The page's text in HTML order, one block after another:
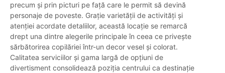
precum și prin picturi pe față care le permit să devină
personaje de poveste. Grație varietății de activități și
atenției acordate detaliilor, această locație se remarcă
drept una dintre alegerile principale în ceea ce privește
sărbătorirea copilăriei într-un decor vesel și colorat.
Calitatea serviciilor și gama largă de opțiuni de
divertisment consolidează poziția centrului ca destinație